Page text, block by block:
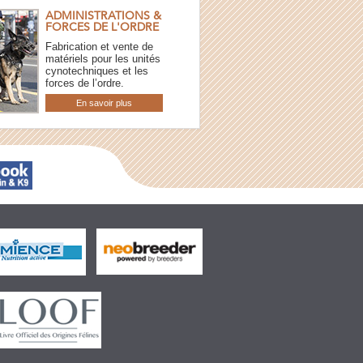
ADMINISTRATIONS &
FORCES DE L'ORDRE
Fabrication et vente de
matériels pour les unités
cynotechniques et les
forces de l’ordre.
En savoir plus